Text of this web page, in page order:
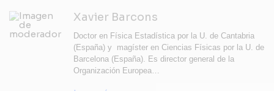
Xavier Barcons
Doctor en Física Estadística por la U. de Cantabria
(España) y magíster en Ciencias Físicas por la U. de
Barcelona (España). Es director general de la
Organización Europea…